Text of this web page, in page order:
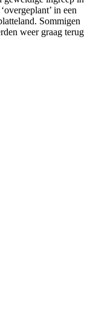
in een
Sommigen
weer graag terug